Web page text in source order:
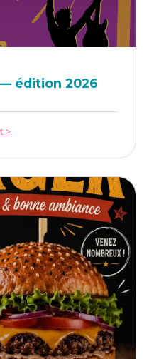
édi­tion 2026
>